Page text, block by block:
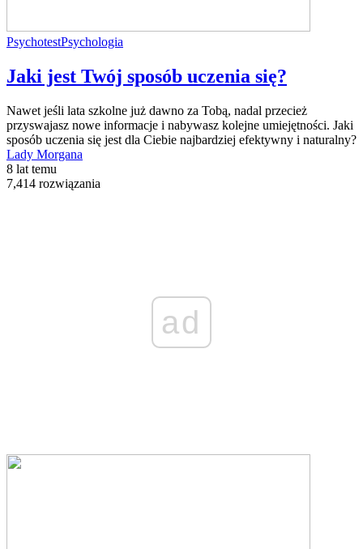
PsychotestPsychologia
Jaki jest Twój sposób uczenia się?
Nawet jeśli lata szkolne już dawno za Tobą, nadal przecież
przyswajasz nowe informacje i nabywasz kolejne umiejętności. Jaki
sposób uczenia się jest dla Ciebie najbardziej efektywny i naturalny?
Lady Morgana
8 lat temu
7,414 rozwiązania
ad